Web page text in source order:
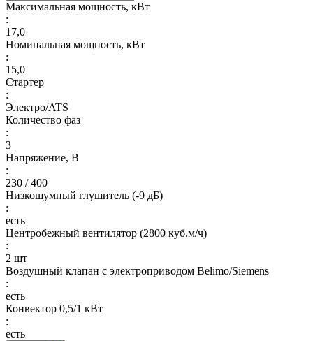
Максимальная мощность, кВт
:
17,0
Номинальная мощность, кВт
:
15,0
Стартер
:
Электро/ATS
Количество фаз
:
3
Напряжение, В
:
230 / 400
Низкошумный глушитель (-9 дБ)
:
есть
Центробежный вентилятор (2800 куб.м/ч)
:
2 шт
Воздушный клапан с электроприводом Belimo/Siemens
:
есть
Конвектор 0,5/1 кВт
:
есть